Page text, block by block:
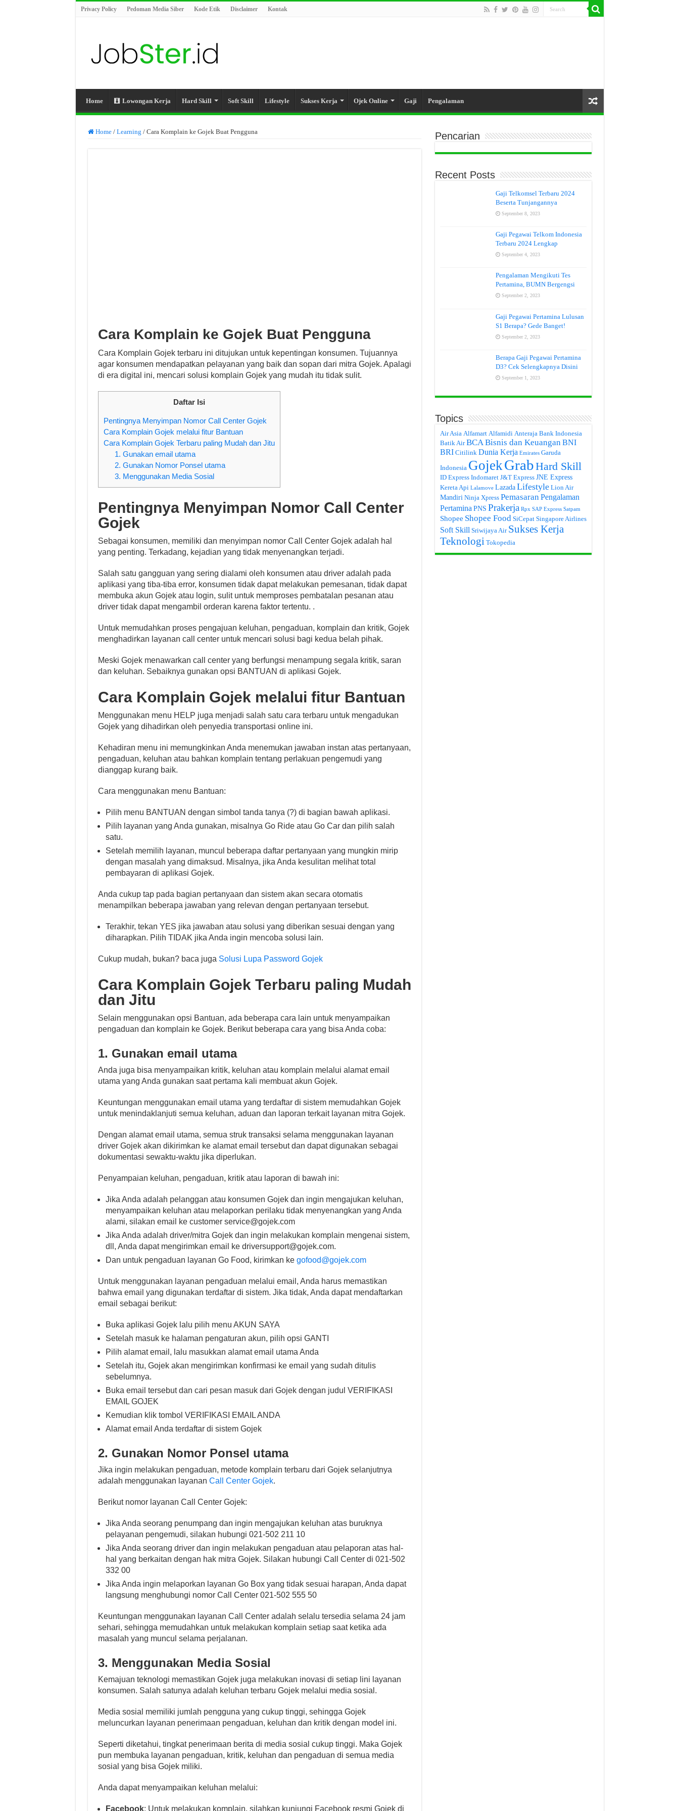
Privacy Policy Pedoman Media Siber Kode Etik Disclaimer Kontak
Home Lowongan Kerja Hard Skill Soft Skill Lifestyle Sukses Kerja Ojek Online Gaji Pengalaman
Home / Learning / Cara Komplain ke Gojek Buat Pengguna
Cara Komplain ke Gojek Buat Pengguna
Cara Komplain Gojek terbaru ini ditujukan untuk kepentingan konsumen. Tujuannya
agar konsumen mendapatkan pelayanan yang baik dan sopan dari mitra Gojek. Apalagi
di era digital ini, mencari solusi komplain Gojek yang mudah itu tidak sulit.
Daftar Isi
Pentingnya Menyimpan Nomor Call Center Gojek
Cara Komplain Gojek melalui fitur Bantuan
Cara Komplain Gojek Terbaru paling Mudah dan Jitu
1. Gunakan email utama
2. Gunakan Nomor Ponsel utama
3. Menggunakan Media Sosial
Pentingnya Menyimpan Nomor Call Center
Gojek
Sebagai konsumen, memiliki dan menyimpan nomor Call Center Gojek adalah hal
yang penting. Terkadang, kejadian yang tidak menyenangkan terjadi.
Salah satu gangguan yang sering dialami oleh konsumen atau driver adalah pada
aplikasi yang tiba-tiba error, konsumen tidak dapat melakukan pemesanan, tidak dapat
membuka akun Gojek atau login, sulit untuk memproses pembatalan pesanan atau
driver tidak dapat mengambil orderan karena faktor tertentu. .
Untuk memudahkan proses pengajuan keluhan, pengaduan, komplain dan kritik, Gojek
menghadirkan layanan call center untuk mencari solusi bagi kedua belah pihak.
Meski Gojek menawarkan call center yang berfungsi menampung segala kritik, saran
dan keluhan. Sebaiknya gunakan opsi BANTUAN di aplikasi Gojek.
Cara Komplain Gojek melalui fitur Bantuan
Menggunakan menu HELP juga menjadi salah satu cara terbaru untuk mengadukan
Gojek yang dihadirkan oleh penyedia transportasi online ini.
Kehadiran menu ini memungkinkan Anda menemukan jawaban instan atas pertanyaan,
pengaduan, keluhan atau bahkan komplain tentang perlakuan pengemudi yang
dianggap kurang baik.
Cara menggunakan menu Bantuan:
Pilih menu BANTUAN dengan simbol tanda tanya (?) di bagian bawah aplikasi.
Pilih layanan yang Anda gunakan, misalnya Go Ride atau Go Car dan pilih salah
satu.
Setelah memilih layanan, muncul beberapa daftar pertanyaan yang mungkin mirip
dengan masalah yang dimaksud. Misalnya, jika Anda kesulitan melihat total
pembayaran di aplikasi Gojek.
Anda cukup tap pada bagian pertanyaan dan sistem akan secara otomatis
menampilkan beberapa jawaban yang relevan dengan pertanyaan tersebut.
Terakhir, tekan YES jika jawaban atau solusi yang diberikan sesuai dengan yang
diharapkan. Pilih TIDAK jika Anda ingin mencoba solusi lain.
Cukup mudah, bukan? baca juga Solusi Lupa Password Gojek
Cara Komplain Gojek Terbaru paling Mudah
dan Jitu
Selain menggunakan opsi Bantuan, ada beberapa cara lain untuk menyampaikan
pengaduan dan komplain ke Gojek. Berikut beberapa cara yang bisa Anda coba:
1. Gunakan email utama
Anda juga bisa menyampaikan kritik, keluhan atau komplain melalui alamat email
utama yang Anda gunakan saat pertama kali membuat akun Gojek.
Keuntungan menggunakan email utama yang terdaftar di sistem memudahkan Gojek
untuk menindaklanjuti semua keluhan, aduan dan laporan terkait layanan mitra Gojek.
Dengan alamat email utama, semua struk transaksi selama menggunakan layanan
driver Gojek akan dikirimkan ke alamat email tersebut dan dapat digunakan sebagai
dokumentasi sewaktu-waktu jika diperlukan.
Penyampaian keluhan, pengaduan, kritik atau laporan di bawah ini:
Jika Anda adalah pelanggan atau konsumen Gojek dan ingin mengajukan keluhan,
menyampaikan keluhan atau melaporkan perilaku tidak menyenangkan yang Anda
alami, silakan email ke customer service@gojek.com
Jika Anda adalah driver/mitra Gojek dan ingin melakukan komplain mengenai sistem,
dll, Anda dapat mengirimkan email ke driversupport@gojek.com.
Dan untuk pengaduan layanan Go Food, kirimkan ke gofood@gojek.com
Untuk menggunakan layanan pengaduan melalui email, Anda harus memastikan
bahwa email yang digunakan terdaftar di sistem. Jika tidak, Anda dapat mendaftarkan
email sebagai berikut:
Buka aplikasi Gojek lalu pilih menu AKUN SAYA
Setelah masuk ke halaman pengaturan akun, pilih opsi GANTI
Pilih alamat email, lalu masukkan alamat email utama Anda
Setelah itu, Gojek akan mengirimkan konfirmasi ke email yang sudah ditulis
sebelumnya.
Buka email tersebut dan cari pesan masuk dari Gojek dengan judul VERIFIKASI
EMAIL GOJEK
Kemudian klik tombol VERIFIKASI EMAIL ANDA
Alamat email Anda terdaftar di sistem Gojek
2. Gunakan Nomor Ponsel utama
Jika ingin melakukan pengaduan, metode komplain terbaru dari Gojek selanjutnya
adalah menggunakan layanan Call Center Gojek.
Berikut nomor layanan Call Center Gojek:
Jika Anda seorang penumpang dan ingin mengajukan keluhan atas buruknya
pelayanan pengemudi, silakan hubungi 021-502 211 10
Jika Anda seorang driver dan ingin melakukan pengaduan atau pelaporan atas hal-
hal yang berkaitan dengan hak mitra Gojek. Silakan hubungi Call Center di 021-502
332 00
Jika Anda ingin melaporkan layanan Go Box yang tidak sesuai harapan, Anda dapat
langsung menghubungi nomor Call Center 021-502 555 50
Keuntungan menggunakan layanan Call Center adalah selalu tersedia selama 24 jam
sehari, sehingga memudahkan untuk melakukan komplain setiap saat ketika ada
masalah yang muncul selama perjalanan.
3. Menggunakan Media Sosial
Kemajuan teknologi memastikan Gojek juga melakukan inovasi di setiap lini layanan
konsumen. Salah satunya adalah keluhan terbaru Gojek melalui media sosial.
Media sosial memiliki jumlah pengguna yang cukup tinggi, sehingga Gojek
meluncurkan layanan penerimaan pengaduan, keluhan dan kritik dengan model ini.
Seperti diketahui, tingkat penerimaan berita di media sosial cukup tinggi. Maka Gojek
pun membuka layanan pengaduan, kritik, keluhan dan pengaduan di semua media
sosial yang bisa Gojek miliki.
Anda dapat menyampaikan keluhan melalui:
Facebook: Untuk melakukan komplain, silahkan kunjungi Facebook resmi Gojek di
Pencarian
Recent Posts
Gaji Telkomsel Terbaru 2024
Beserta Tunjangannya
September 8, 2023
Gaji Pegawai Telkom Indonesia
Terbaru 2024 Lengkap
September 4, 2023
Pengalaman Mengikuti Tes
Pertamina, BUMN Bergengsi
September 2, 2023
Gaji Pegawai Pertamina Lulusan
S1 Berapa? Gede Banget!
September 2, 2023
Berapa Gaji Pegawai Pertamina
D3? Cek Selengkapnya Disini
September 1, 2023
Topics
Air Asia Alfamart Alfamidi Anteraja Bank Indonesia
Batik Air BCABisnis dan KeuanganBNI
BRI Citilink Dunia Kerja Emirates Garuda
Indonesia GojekGrabHard Skill
ID Express Indomaret J&T Express JNE Express
Kereta Api Lalamove Lazada Lifestyle Lion Air
Mandiri Ninja Xpress PemasaranPengalaman
Pertamina PNS Prakerja Rpx SAP Express Satpam
Shopee Shopee Food SiCepat Singapore Airlines
Soft Skill Sriwijaya Air Sukses Kerja
Teknologi Tokopedia